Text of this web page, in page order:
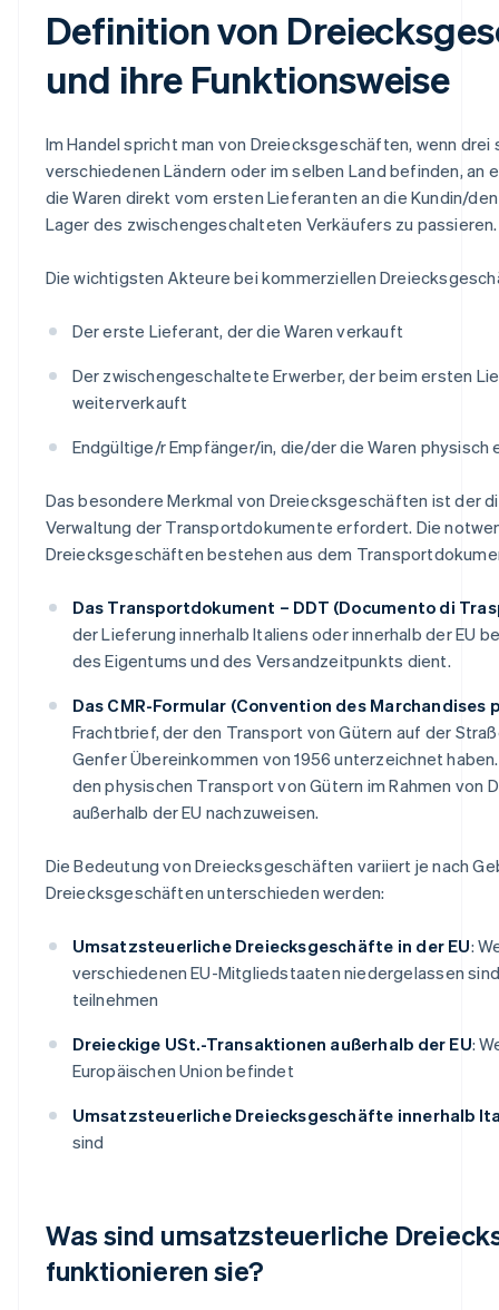
Definition von
und ihre Funktionsweise
Im Handel spricht man von Dreiecksgeschäften, wenn drei
verschiedenen Ländern oder im selben Land befinden, an
die Waren direkt vom ersten Lieferanten an die Kundin/
Lager des zwischengeschalteten Verkäufers zu passieren.
Die wichtigsten Akteure bei kommerziellen
Der erste Lieferant, der die Waren verkauft
Der zwischengeschaltete Erwerber, der beim ersten
weiterverkauft
Endgültige/r Empfänger/in, die/der die Waren physisch
Das besondere Merkmal von Dreiecksgeschäften ist der
Verwaltung der Transportdokumente erfordert. Die
Dreiecksgeschäften bestehen aus dem
Das Transportdokument – DDT (Documento di
der Lieferung innerhalb Italiens oder innerhalb der EU
des Eigentums und des Versandzeitpunkts dient.
Das CMR-Formular (Convention des Marchandises
Frachtbrief, der den Transport von Gütern auf der
Genfer Übereinkommen von 1956 unterzeichnet
den physischen Transport von Gütern im Rahmen von
außerhalb der EU nachzuweisen.
Die Bedeutung von Dreiecksgeschäften variiert je nach
Dreiecksgeschäften unterschieden werden:
Umsatzsteuerliche Dreiecksgeschäfte in der EU:
verschiedenen EU-Mitgliedstaaten niedergelassen
teilnehmen
Dreieckige USt.-Transaktionen außerhalb der EU:
Europäischen Union befindet
Umsatzsteuerliche Dreiecksgeschäfte innerhalb
sind
Was sind umsatzsteuerliche
funktionieren sie?